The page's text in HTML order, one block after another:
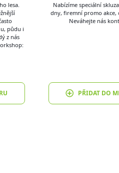
lesa.
půdu i
z nás
Nabízíme speciální
dny, firemní promo akce,
Neváhejte nás
PŘIDAT DO